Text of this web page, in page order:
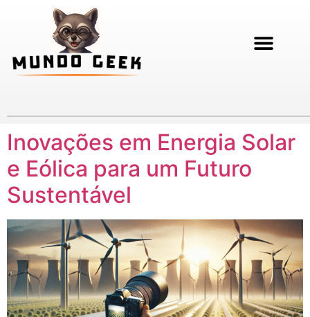
Inovações em Energia Solar
e Eólica para um Futuro
Sustentável